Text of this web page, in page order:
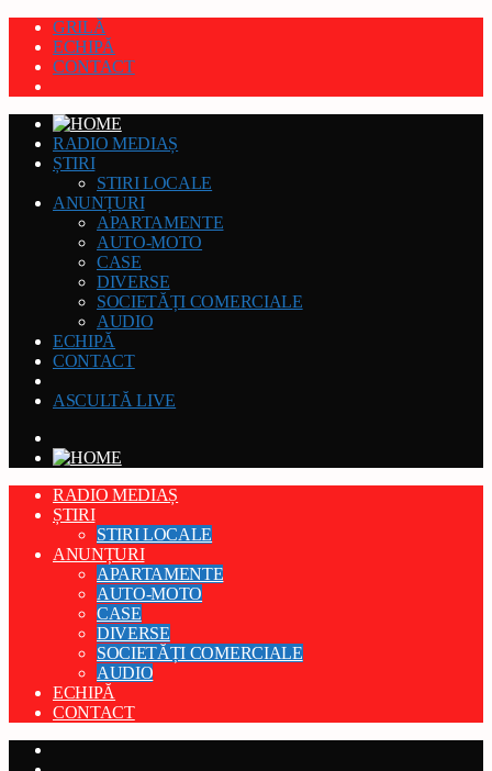
GRILĂ
ECHIPĂ
CONTACT
RADIO MEDIAȘ
ȘTIRI
STIRI LOCALE
ANUNȚURI
APARTAMENTE
AUTO-MOTO
CASE
DIVERSE
SOCIETĂȚI COMERCIALE
AUDIO
ECHIPĂ
CONTACT
ASCULTĂ LIVE
RADIO MEDIAȘ
ȘTIRI
STIRI LOCALE
ANUNȚURI
APARTAMENTE
AUTO-MOTO
CASE
DIVERSE
SOCIETĂȚI COMERCIALE
AUDIO
ECHIPĂ
CONTACT